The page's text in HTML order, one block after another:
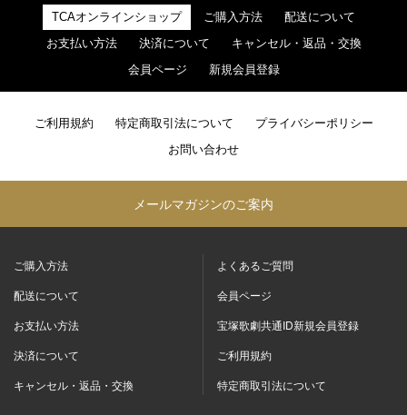
TCAオンラインショップ ご購入方法 配送について
お支払い方法 決済について キャンセル・返品・交換
会員ページ 新規会員登録
ご利用規約 特定商取引法について プライバシーポリシー
お問い合わせ
メールマガジンのご案内
ご購入方法
配送について
お支払い方法
決済について
キャンセル・返品・交換
よくあるご質問
会員ページ
宝塚歌劇共通ID新規会員登録
ご利用規約
特定商取引法について